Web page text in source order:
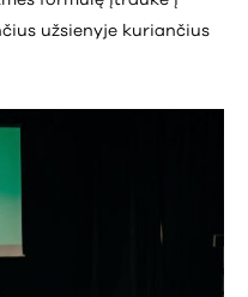
užsienyje kuriančius